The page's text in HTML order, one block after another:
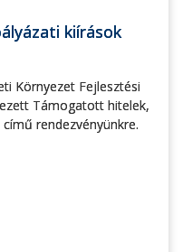
kiírások
Környezet Fejlesztési
Támogatott hitelek,
rendezvényünkre.